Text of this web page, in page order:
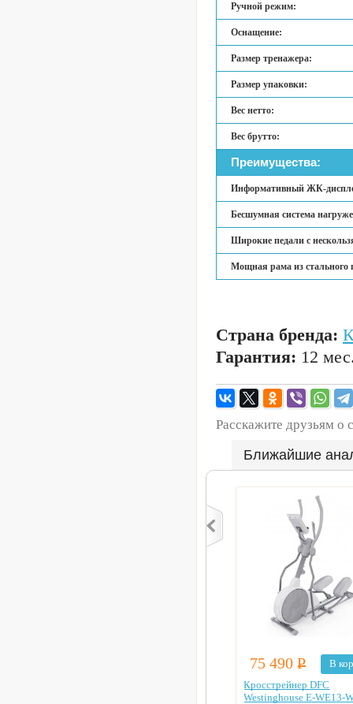
Ручной режим:
Оснащение:
Размер тренажера:
Размер упаковки:
Вес нетто:
Вес брутто:
Преимущества:
Информативный ЖК-
Бесшумная система
Широкие педали с
Мощная рама из стального
Страна бренда:
Гарантия: 12
Расскажите друзьям о
Ближайшие
75 490Р
В
Кросстрейнер DFC
Westinghouse E-WE13-